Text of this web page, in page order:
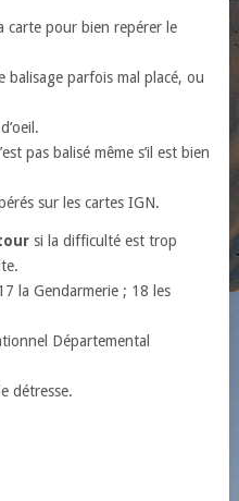
carte pour bien repérer le
balisage parfois mal placé, ou
pas balisé même s’il est bien
sur les cartes IGN.
si la difficulté est trop
la Gendarmerie ; 18 les
Départemental
détresse.